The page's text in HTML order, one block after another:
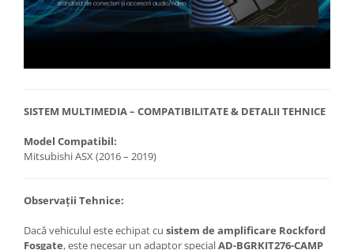
SISTEM MULTIMEDIA – COMPATIBILITATE & DETALII TEHNICE
Model Compatibil:
Mitsubishi ASX (2016 – 2019)
Observații Tehnice:
Dacă vehiculul este echipat cu sistem de amplificare Rockford
Fosgate, este necesar un adaptor specialAD-BGRKIT276-CAMP